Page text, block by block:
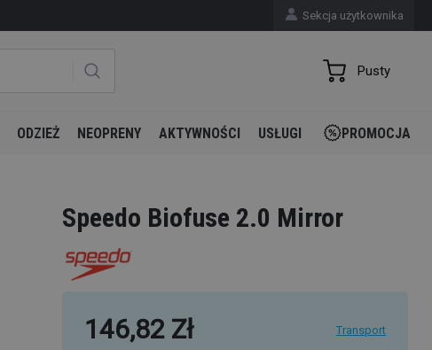
Sekcja użytkownika
Pusty
ODZIEŻ NEOPRENY AKTYWNOŚCI USŁUGI PROMOCJA
Speedo Biofuse 2.0 Mirror
146,82 Zł Transport